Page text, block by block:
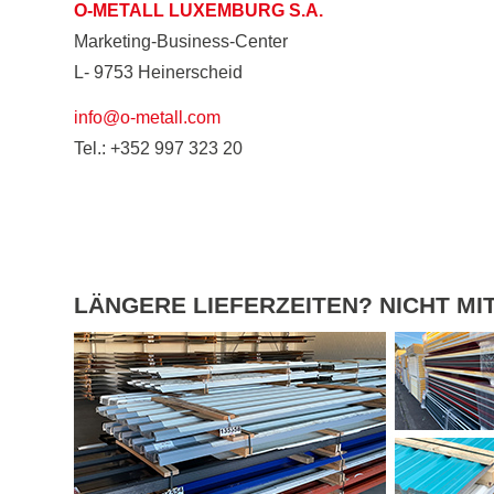
O-METALL LUXEMBURG S.A.
Marketing-Business-Center
L- 9753 Heinerscheid
info@o-metall.com
Tel.: +352 997 323 20
LÄNGERE LIEFERZEITEN? NICHT